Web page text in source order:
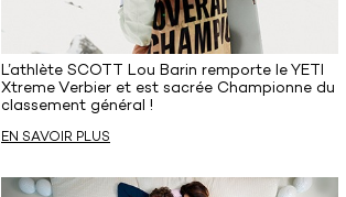
L’athlète SCOTT Lou Barin remporte le YETI
Xtreme Verbier et est sacrée Championne du
classement général !
EN SAVOIR PLUS